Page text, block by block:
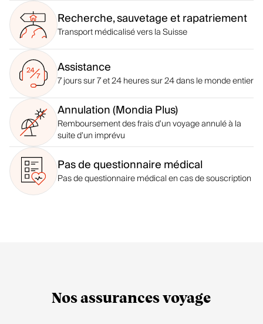
Recherche, sauvetage et rapatriement
Transport médicalisé vers la Suisse
Assistance
7 jours sur 7 et 24 heures sur 24 dans le monde entier
Annulation (Mondia Plus)
Remboursement des frais d’un voyage annulé à la
suite d’un imprévu
Pas de questionnaire médical
Pas de questionnaire médical en cas de souscription
Nos assurances voyage